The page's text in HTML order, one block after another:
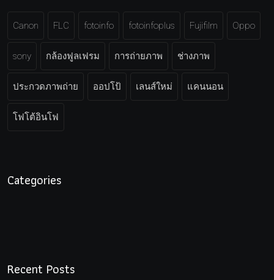
Canon FLC fotoinfo fotoinfoplus Fujifilm Oppo
sony กล้องฟูลเฟรม การถ่ายภาพ ช่างภาพ
ประกวดภาพถ่าย ออปโป้ เลนส์ใหม่ แคนนอน
โฟโต้อินโฟ
Categories
Recent Posts